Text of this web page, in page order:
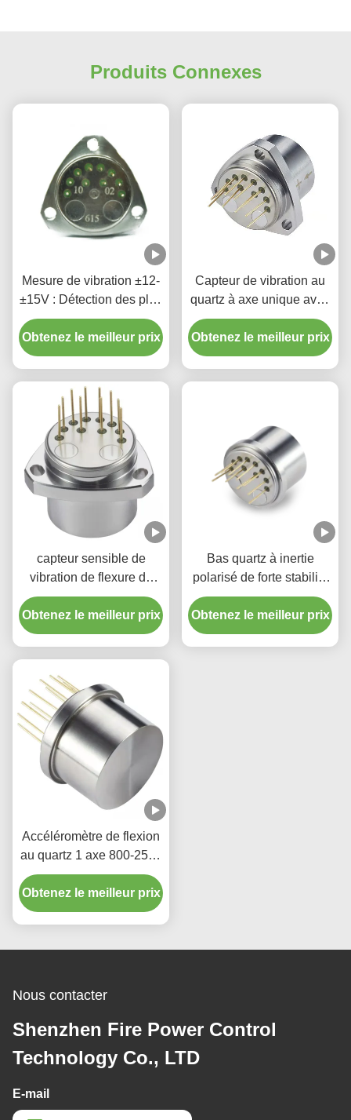
Produits Connexes
Mesure de vibration ±12-
±15V : Détection des plus
petites vibrations avec
une grande sensibilité
Obtenez le meilleur prix
Capteur de vibration au
quartz à axe unique avec
portée de 70 g Faible
biais pour l'exploration
pétrolière
Obtenez le meilleur prix
capteur sensible de
vibration de flexure de
quartz d'accéléromètre de
navigation
Obtenez le meilleur prix
Bas quartz à inertie
polarisé de forte stabilité
de flexure de mètre de
vibration petit
Obtenez le meilleur prix
Accéléromètre de flexion
au quartz 1 axe 800-2500
Hz avec une grande
précision
Obtenez le meilleur prix
Nous contacter
Shenzhen Fire Power Control
Technology Co., LTD
E-mail